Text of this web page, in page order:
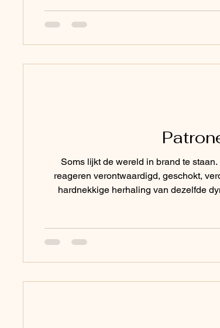
Soms lijkt de wereld in brand te
reageren verontwaardigd, geschokt,
hardnekkige herhaling van dezelfde